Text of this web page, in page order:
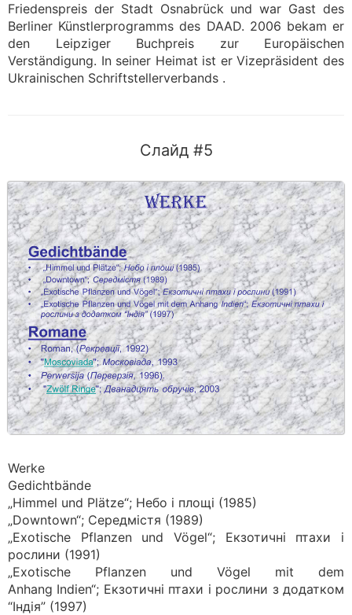
Friedenspreis der Stadt Osnabrück und war Gast des
Berliner Künstlerprogramms des DAAD. 2006 bekam er
den Leipziger Buchpreis zur Europäischen
Verständigung. In seiner Heimat ist er Vizepräsident des
Ukrainischen Schriftstellerverbands .
Слайд #5
Werke
Gedichtbände
„Himmel und Plätze“; Небо і площі (1985)
„Downtown“; Середмістя (1989)
„Exotische Pflanzen und Vögel“; Екзотичні птахи і
рослини (1991)
„Exotische Pflanzen und Vögel mit dem
Anhang Indien“; Екзотичні птахи і рослини з додатком
“Індія” (1997)